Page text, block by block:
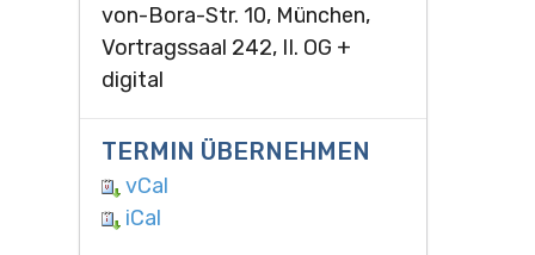
von-Bora-Str. 10, München,
Vortragssaal 242, II. OG +
digital
TERMIN ÜBERNEHMEN
vCal
iCal